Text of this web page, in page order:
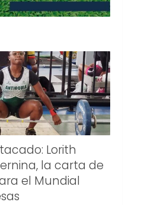
Lorith
la carta de
el Mundial